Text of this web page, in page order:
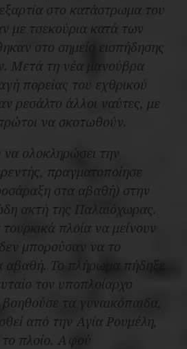
στο κατάστρωμα του
με τσεκούρια κατά των
στο σημείο εισπήδησης
Μετά τη νέα μανούβρα
πορείας του εχθρικού
ρεσάλτο άλλοι ναύτες, με
να σκοτωθούν.
να ολοκληρώσει την
πραγματοποίησε
στα αβαθή) στην
ακτή της Παλαιόχωρας.
πλοία να μείνουν
μπορούσαν να το
αβαθή. Το πλήρωμα πήδηξε
τον υποπλοίαρχο
τα γυναικόπαιδα,
από την Αγία Ρουμέλη,
πλοίο. Αφού